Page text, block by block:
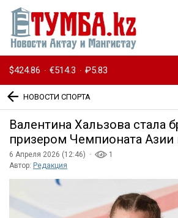
$424.86 · €514.3 · ₽5.83
НОВОСТИ СПОРТА
Валентина Хальзова стала
призером Чемпионата Азии
6 Апреля 2026 (12:46) ·
1
Автор: Редакция